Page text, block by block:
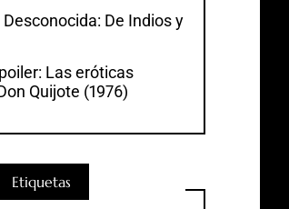
De Indios y
Las eróticas
Quijote (1976)
Etiquetas